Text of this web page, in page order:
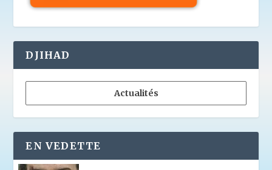
DJIHAD
Actualités
EN VEDETTE